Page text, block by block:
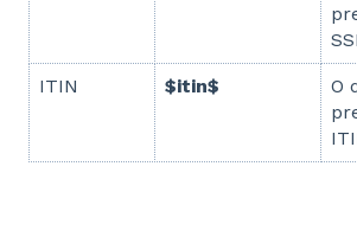
ITIN $itin$
O